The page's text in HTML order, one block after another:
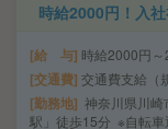
時給2000円！入
給 与 時給2000円
交通費 交通費支給（
勤務地 神奈川県川崎
駅」徒歩15分 ※自転